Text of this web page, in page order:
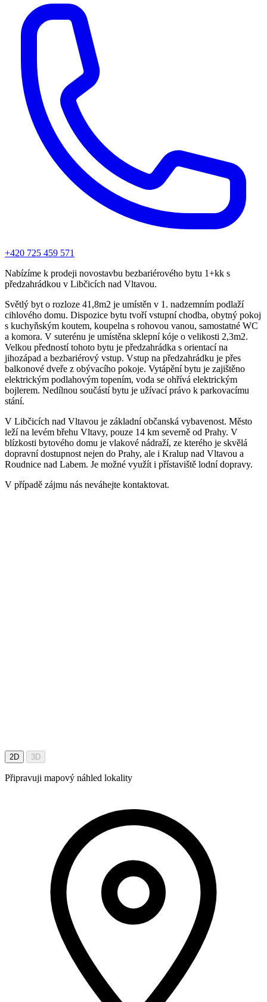
+420 725 459 571
Nabízíme k prodeji novostavbu bezbariérového bytu 1+kk s
předzahrádkou v Libčicích nad Vltavou.
Světlý byt o rozloze 41,8m2 je umístěn v 1. nadzemním podlaží
cihlového domu. Dispozice bytu tvoří vstupní chodba, obytný pokoj
s kuchyňským koutem, koupelna s rohovou vanou, samostatné WC
a komora. V suterénu je umístěna sklepní kóje o velikosti 2,3m2.
Velkou předností tohoto bytu je předzahrádka s orientací na
jihozápad a bezbariérový vstup. Vstup na předzahrádku je přes
balkonové dveře z obývacího pokoje. Vytápění bytu je zajištěno
elektrickým podlahovým topením, voda se ohřívá elektrickým
bojlerem. Nedílnou součástí bytu je užívací právo k parkovacímu
stání.
V Libčicích nad Vltavou je základní občanská vybavenost. Město
leží na levém břehu Vltavy, pouze 14 km severně od Prahy. V
blízkosti bytového domu je vlakové nádraží, ze kterého je skvělá
dopravní dostupnost nejen do Prahy, ale i Kralup nad Vltavou a
Roudnice nad Labem. Je možné využít i přístaviště lodní dopravy.
V případě zájmu nás neváhejte kontaktovat.
2D 3D
Připravuji mapový náhled lokality